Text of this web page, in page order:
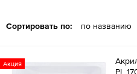
Сортировать по: по названию
Акция
PL